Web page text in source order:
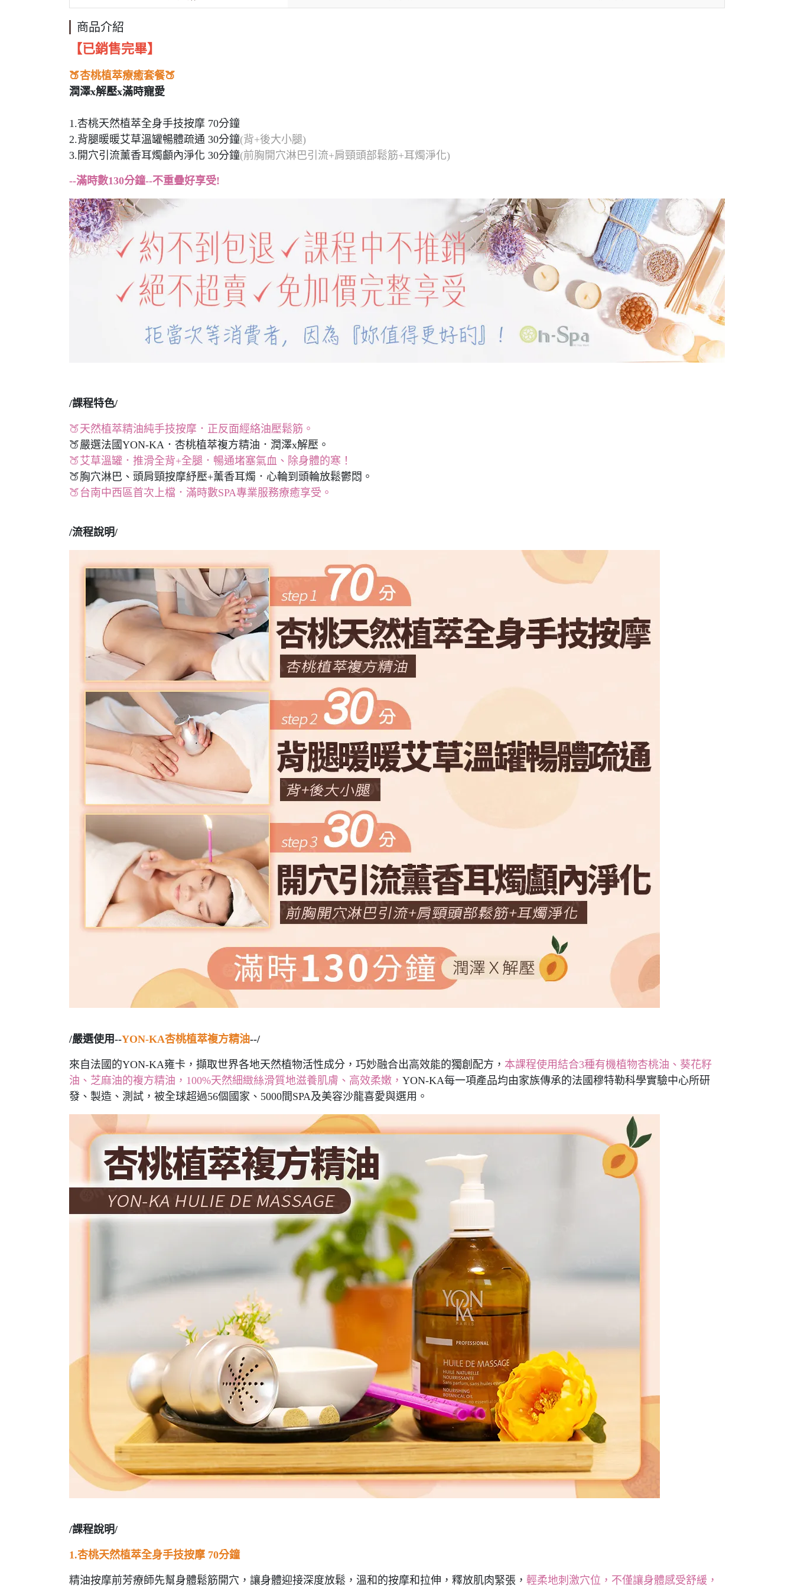
商品介紹
【已銷售完畢】
🍑杏桃植萃療癒套餐🍑
潤澤x解壓x滿時寵愛
1.杏桃天然植萃全身手技按摩 70分鐘
2.背腿暖暖艾草溫罐暢體疏通 30分鐘(背+後大小腿)
3.開穴引流薰香耳燭顱內淨化 30分鐘(前胸開穴淋巴引流+肩頸頭部鬆筋+耳燭淨化)
--滿時數130分鐘--不重疊好享受!
/課程特色/
🍑天然植萃精油純手技按摩．正反面經絡油壓鬆筋。
🍑嚴選法國YON-KA．杏桃植萃複方精油．潤澤x解壓。
🍑艾草溫罐．推滑全背+全腿．暢通堵塞氣血、除身體的寒！
🍑胸穴淋巴、頭肩頸按摩紓壓+薰香耳燭．心輪到頭輪放鬆鬱悶。
🍑台南中西區首次上檔．滿時數SPA專業服務療癒享受。
/流程說明/
/嚴選使用--YON-KA杏桃植萃複方精油--/
來自法國的YON-KA雍卡，擷取世界各地天然植物活性成分，巧妙融合出高效能的獨創配方， 本課程使用結合3種有機植物杏桃油、葵花籽
油、芝麻油的複方精油，100%天然細緻絲滑質地滋養肌膚、高效柔嫩， YON-KA每一項產品均由家族傳承的法國穆特勒科學實驗中心所研
發、製造、測試，被全球超過56個國家、5000間SPA及美容沙龍喜愛與選用。
/課程說明/
1.杏桃天然植萃全身手技按摩 70分鐘
精油按摩前芳療師先幫身體鬆筋開穴，讓身體迎接深度放鬆，溫和的按摩和拉伸，釋放肌肉緊張， 輕柔地刺激穴位，不僅讓身體感受舒緩，